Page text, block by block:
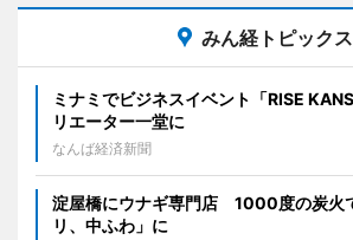
みん経トピックス
ミナミでビジネスイベント「RISE
リエーター一堂に
なんば経済新聞
淀屋橋にウナギ専門店 1000度の炭火
リ、中ふわ」に